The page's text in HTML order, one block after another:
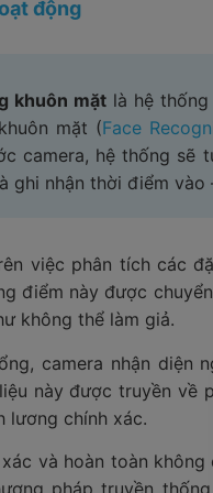
cho tổ chức/doanh nghiệp
bằng nhận diện
động
khuôn mặt là hệ
mặt (Face
camera, hệ thống
ghi nhận thời điểm vào
việc phân tích các
điểm này được
không thể làm giả.
camera nhận diện
này được truyền về
lương chính xác.
và hoàn toàn
pháp truyền